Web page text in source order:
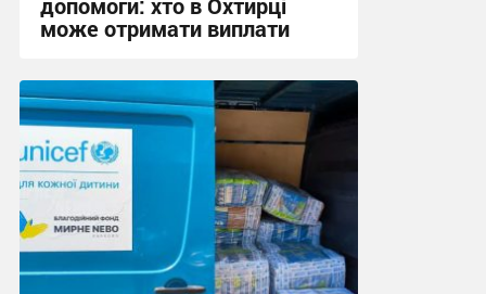
допомоги: хто в Охтирці
може отримати виплати
19:07, 30.07.2026